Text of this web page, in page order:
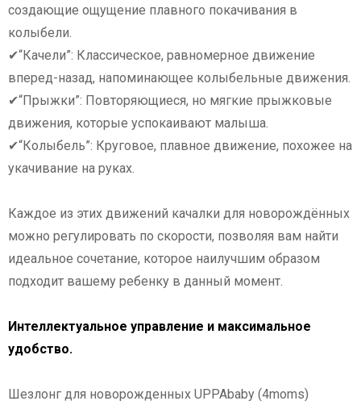
создающие ощущение плавного покачивания в
колыбели.
✔“Качели”: Классическое, равномерное движение
вперед-назад, напоминающее колыбельные движения.
✔“Прыжки”: Повторяющиеся, но мягкие прыжковые
движения, которые успокаивают малыша.
✔“Колыбель”: Круговое, плавное движение, похожее на
укачивание на руках.
Каждое из этих движений качалки для новорождённых
можно регулировать по скорости, позволяя вам найти
идеальное сочетание, которое наилучшим образом
подходит вашему ребенку в данный момент.
Интеллектуальное управление и максимальное
удобство.
Шезлонг для новорожденных UPPAbaby (4moms)